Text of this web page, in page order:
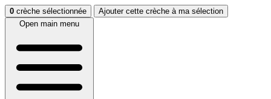
Aller au contenuAller au footer
0 crèche sélectionnée
Ajouter cette crèche à ma sélection
Open main menu